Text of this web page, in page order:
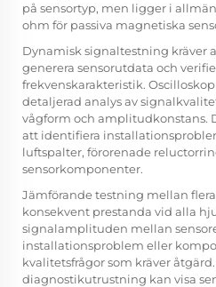
på sensortyp, men ligger i
ohm för passiva magnetiska
Dynamisk signaltestning kräver
generera sensorutdata och
frekvenskarakteristik.
detaljerad analys av
vågform och amplitudkonstans.
att identifiera
luftspalter, förorenade
sensorkomponenter.
Jämförande testning mellan
konsekvent prestanda vid alla
signalamplituden mellan
installationsproblem eller
kvalitetsfrågor som kräver
diagnostikutrustning kan visa